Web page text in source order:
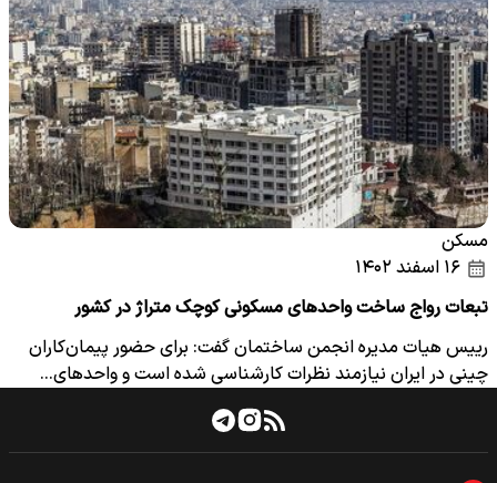
مسکن
تبعات رواج ساخت واحد‌های مسکونی کوچک متراژ در کشور
رییس هیات مدیره انجمن ساختمان گفت: برای حضور پیمان‌کاران
چینی در ایران نیازمند نظرات کارشناسی‌ شده است و واحدهای…